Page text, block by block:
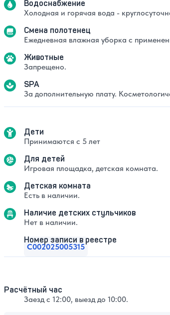
Водоснабжение
Холодная и горячая вода -
Смена полотенец
Ежедневная влажная уборка с
Животные
Запрещено.
SPA
За дополнительную плату.
Дети
Принимаются с 5 лет
Для детей
Игровая площадка, детская комната.
Детская комната
Есть в наличии.
Наличие детских стульчиков
Нет в наличии.
Номер записи в реестре
С002025005315
Расчётный час
Заезд с 12:00, выезд до 10:00.